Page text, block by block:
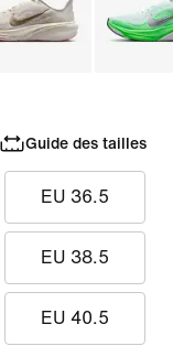
Guide des tailles
EU 36.5
EU 38.5
EU 40.5